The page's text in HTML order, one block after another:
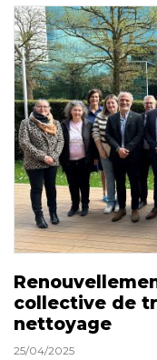
collective de
nettoyage
25/04/2025